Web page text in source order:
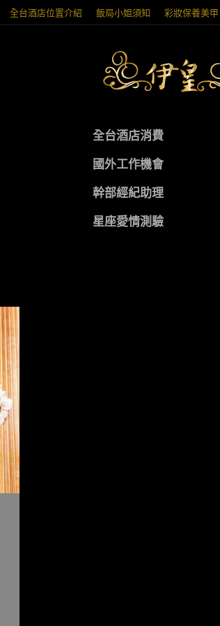
全台酒店位置介紹 飯局小姐須知 彩妝保養美甲
全台酒店消費
國外工作機會
幹部經紀助理
星座愛情測驗